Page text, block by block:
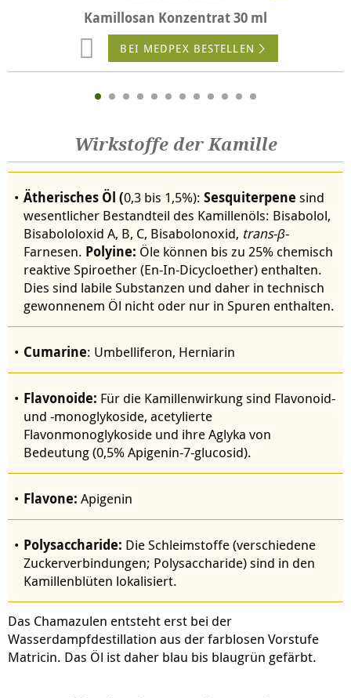
Kamillosan Konzentrat 30 ml
BEI MEDPEX BESTELLEN
Wirkstoffe der Kamille
Ätherisches Öl (0,3 bis 1,5%): Sesquiterpene sind
wesentlicher Bestandteil des Kamillenöls: Bisabolol,
Bisabololoxid A, B, C, Bisabolonoxid, trans-β-
Farnesen. Polyine: Öle können bis zu 25% chemisch
reaktive Spiroether (En-In-Dicycloether) enthalten.
Dies sind labile Substanzen und daher in technisch
gewonnenem Öl nicht oder nur in Spuren enthalten.
Cumarine: Umbelliferon, Herniarin
Flavonoide: Für die Kamillenwirkung sind Flavonoid-
und -monoglykoside, acetylierte
Flavonmonoglykoside und ihre Aglyka von
Bedeutung (0,5% Apigenin-7-glucosid).
Flavone: Apigenin
Polysaccharide: Die Schleimstoffe (verschiedene
Zuckerverbindungen; Polysaccharide) sind in den
Kamillenblüten lokalisiert.
Das Chamazulen entsteht erst bei der
Wasserdampfdestillation aus der farblosen Vorstufe
Matricin. Das Öl ist daher blau bis blaugrün gefärbt.